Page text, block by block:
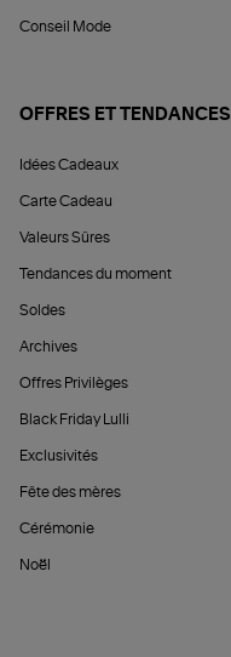
Conseil Mode
OFFRES ET TENDANCES
Idées Cadeaux
Carte Cadeau
Valeurs Sûres
Tendances du moment
Soldes
Archives
Offres Privilèges
Black Friday Lulli
Exclusivités
Fête des mères
Cérémonie
Noël